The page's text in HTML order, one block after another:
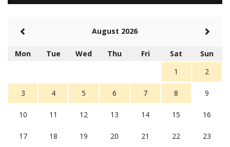
August 2026
Mon Tue Wed Thu Fri Sat
Sun
1
2
3 4 5 6 7 8 9
10 11 12 13 14 15 16
17 18 19 20 21 22 23